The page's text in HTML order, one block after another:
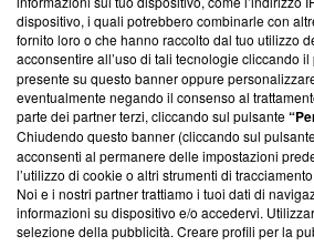
‘Trust Project - News with Integrity’
ancora membro del programma, ma ha
parte; Trust Project non ha ancora
conformità agli standard.
Su di noi
Team editoriale
Corporate
Redazione
dispositivo, i quali potrebbero combinarle con
fornito loro o che hanno raccolto dal tuo utilizzo
acconsentire all’uso di tali tecnologie cliccando
presente su questo banner oppure
eventualmente negando il consenso al
parte dei partner terzi, cliccando sul pulsante
Chiudendo questo banner (cliccando sul
acconsenti al permanere delle impostazioni
l’utilizzo di cookie o altri strumenti di
Noi e i nostri partner trattiamo i tuoi dati di
informazioni su dispositivo e/o accedervi.
selezione della pubblicità. Creare profili per la